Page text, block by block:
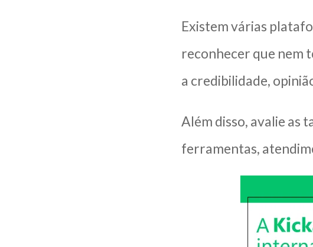
Existem várias
reconhecer que nem
a credibilidade,
Além disso, avalie as
ferramentas,